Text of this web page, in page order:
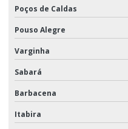
Poços de Caldas
Pouso Alegre
Varginha
Sabará
Barbacena
Itabira